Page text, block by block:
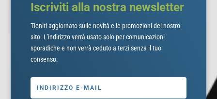
Iscriviti alla nostra newsletter
Tieniti aggiornato sulle novità e le promozioni del nostro
sito. L'indirizzo verrà usato solo per comunicazioni
sporadiche e non verrà ceduto a terzi senza il tuo
consenso.